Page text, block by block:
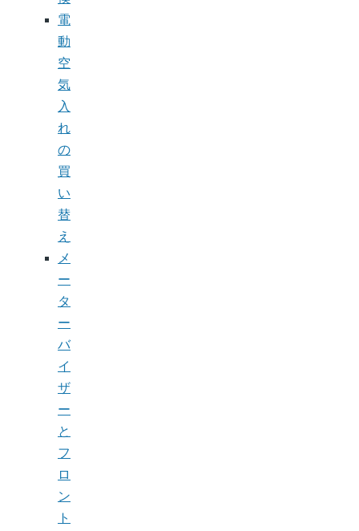
電
動
空
気
入
れ
の
買
い
替
え
メ
ー
タ
ー
バ
イ
ザ
ー
と
フ
ロ
ン
ト